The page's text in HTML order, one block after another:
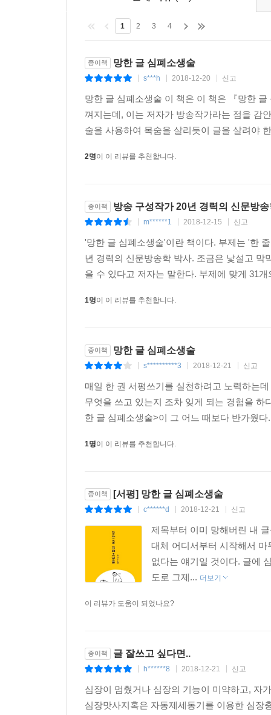
에세이를 쓰고 싶은 에세이스트, SNS와 블로
보도자료 등을 써야 하는 직장인, 방송작가를 꿈
1 2 3 4
종이책 망한 글 심폐소생술
s***h 2018-12-20 신고
망한 글 심폐소생술 이 책은 이 책은 『망한
껴지는데, 이는 저자가 방송작가라는 점을 감
술을 사용하여 목숨을 살리듯이 글을 살려야
2명이 이 리뷰를 추천합니다.
종이책 방송 구성작가 20년 경력의 신문방
m******1 2018-12-15 신고
'망한 글 심폐소생술'이란 책이다. 부제는 '한
년 경력의 신문방송학 박사. 조금은 낯설고
을 수 있다고 저자는 말한다. 부제에 맞게 31
1명이 이 리뷰를 추천합니다.
종이책 망한 글 심폐소생술
s**********3 2018-12-21 신고
매일 한 권 서평쓰기를 실천하려고 노력하는
무엇을 쓰고 있는지 조차 잊게 되는 경험을
한 글 심폐소생술>이 그 어느 때보다 반가웠
1명이 이 리뷰를 추천합니다.
종이책 [서평] 망한 글 심폐소생술
c******d 2018-12-21 신고
제목부터 이미 망해버린 내
대체 어디서부터 시작해서
없다는 얘기일 것이다. 글에
도로 그제... 더보기
이 리뷰가 도움이 되었나요?
종이책 글 잘쓰고 싶다면..
h******8 2018-12-21 신고
심장이 멈췄거나 심장의 기능이 미약하고, 자
심장맛사지혹은 자동제세동기를 이용한 심장